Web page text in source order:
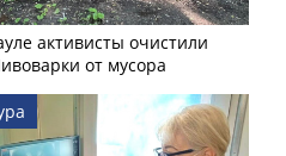
активисты очистили
от мусора